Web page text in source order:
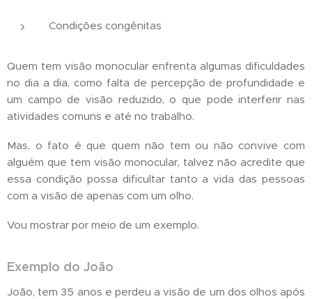
Condições congênitas
Quem tem visão monocular enfrenta algumas dificuldades
no dia a dia, como falta de percepção de profundidade e
um campo de visão reduzido, o que pode interferir nas
atividades comuns e até no trabalho.
Mas, o fato é que quem não tem ou não convive com
alguém que tem visão monocular, talvez não acredite que
essa condição possa dificultar tanto a vida das pessoas
com a visão de apenas com um olho.
Vou mostrar por meio de um exemplo.
Exemplo do João
João, tem 35 anos e perdeu a visão de um dos olhos após